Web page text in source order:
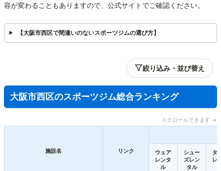
容が変わることもありますので、公式サイトでご確認ください。
【大阪市西区で間違いのないスポーツジムの選び方】
絞り込み・並び替え
大阪市西区のスポーツジム総合ランキング
スクロールできます →
施設名 リンク
ウェア
レンタ
ル
シュー
ズレン
タル
タ
レ